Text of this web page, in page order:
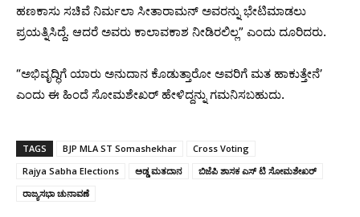
ಹಣಕಾಸು ಸಚಿವೆ ನಿರ್ಮಲಾ ಸೀತಾರಾಮನ್ ಅವರನ್ನು ಭೇಟಿಮಾಡಲು
ಪ್ರಯತ್ನಿಸಿದ್ದೆ. ಆದರೆ ಅವರು ಕಾಲಾವಕಾಶ ನೀಡಿರಲಿಲ್ಲ” ಎಂದು ದೂರಿದರು.
“ಅಭಿವೃದ್ಧಿಗೆ ಯಾರು ಅನುದಾನ ಕೊಡುತ್ತಾರೋ ಅವರಿಗೆ ಮತ ಹಾಕುತ್ತೇನೆ’
ಎಂದು ಈ ಹಿಂದೆ ಸೋಮಶೇಖ‌ರ್ ಹೇಳಿದ್ದನ್ನು ಗಮನಿಸಬಹುದು.
TAGS BJP MLA ST Somashekhar
Cross Voting
Rajya Sabha Elections
ಅಡ್ಡ ಮತದಾನ
ಬಿಜೆಪಿ ಶಾಸಕ ಎಸ್ ಟಿ ಸೋಮಶೇಖರ್‌
ರಾಜ್ಯಸಭಾ ಚುನಾವಣೆ